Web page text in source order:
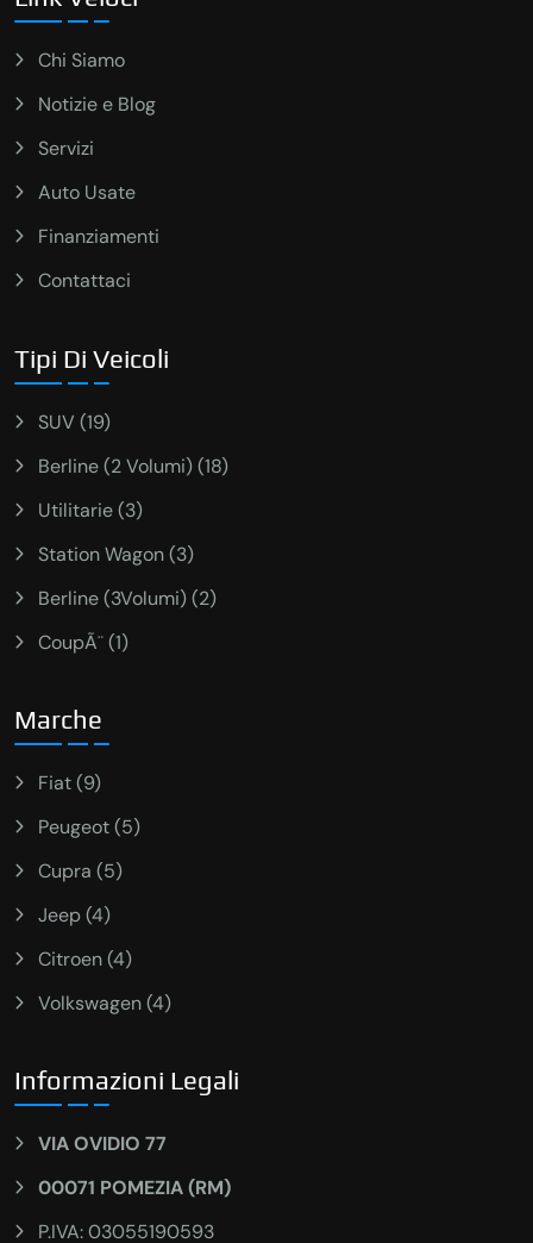
Chi Siamo
Notizie e Blog
Servizi
Auto Usate
Finanziamenti
Contattaci
Tipi Di Veicoli
SUV (19)
Berline (2 Volumi) (18)
Utilitarie (3)
Station Wagon (3)
Berline (3Volumi) (2)
CoupÃ¨ (1)
Marche
Fiat (9)
Peugeot (5)
Cupra (5)
Jeep (4)
Citroen (4)
Volkswagen (4)
Informazioni Legali
VIA OVIDIO 77
00071 POMEZIA (RM)
P.IVA: 03055190593